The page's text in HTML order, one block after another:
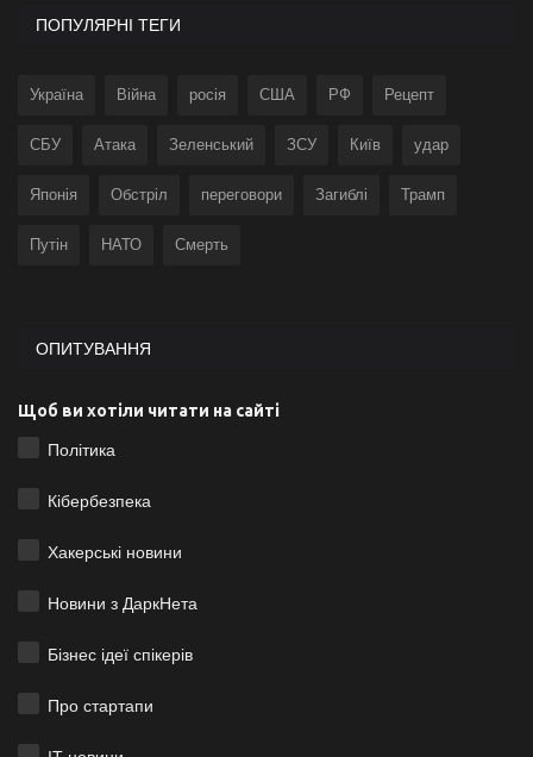
ПОПУЛЯРНІ ТЕГИ
Україна Війна росія США РФ Рецепт
СБУ Атака Зеленський ЗСУ Київ удар
Японія Обстріл переговори Загиблі Трамп
Путін НАТО Смерть
ОПИТУВАННЯ
Щоб ви хотіли читати на сайті
Політика
Кібербезпека
Хакерські новини
Новини з ДаркНета
Бізнес ідеї спікерів
Про стартапи